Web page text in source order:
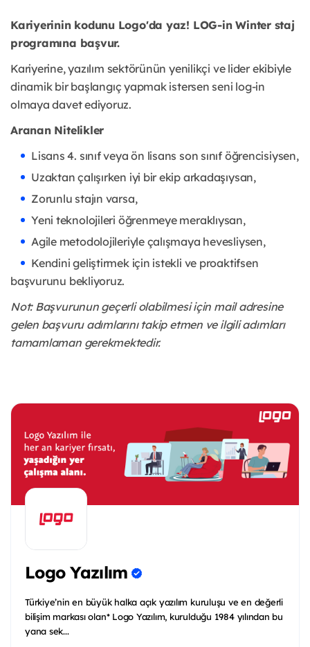
Kariyerinin kodunu Logo'da yaz! LOG-in Winter staj
programına başvur.
Kariyerine, yazılım sektörünün yenilikçi ve lider ekibiyle
dinamik bir başlangıç yapmak istersen seni log-in
olmaya davet ediyoruz.
Aranan Nitelikler
Lisans 4. sınıf veya ön lisans son sınıf öğrencisiysen,
Uzaktan çalışırken iyi bir ekip arkadaşıysan,
Zorunlu stajın varsa,
Yeni teknolojileri öğrenmeye meraklıysan,
Agile metodolojileriyle çalışmaya hevesliysen,
Kendini geliştirmek için istekli ve proaktifsen
başvurunu bekliyoruz.
Not: Başvurunun geçerli olabilmesi için mail adresine
gelen başvuru adımlarını takip etmen ve ilgili adımları
tamamlaman gerekmektedir.
Logo Yazılım
Türkiye’nin en büyük halka açık yazılım kuruluşu ve en değerli
bilişim markası olan* Logo Yazılım, kurulduğu 1984 yılından bu
yana sek...